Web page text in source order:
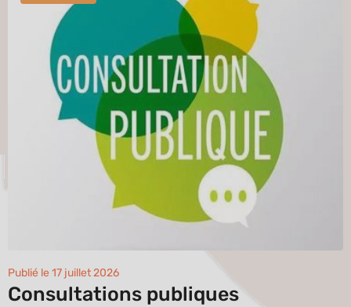
Publié le 17 juillet 2026
Consultations publiques